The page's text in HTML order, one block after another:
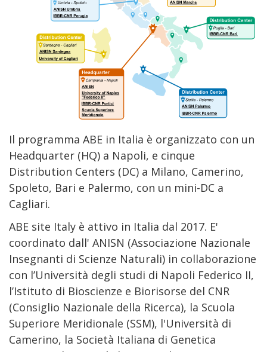
Il programma ABE in Italia è organizzato con un
Headquarter (HQ) a Napoli, e cinque
Distribution Centers (DC) a Milano, Camerino,
Spoleto, Bari e Palermo, con un mini-DC a
Cagliari.
ABE site Italy è attivo in Italia dal 2017. E'
coordinato dall' ANISN (Associazione Nazionale
Insegnanti di Scienze Naturali) in collaborazione
con l’Università degli studi di Napoli Federico II,
l’Istituto di Bioscienze e Biorisorse del CNR
(Consiglio Nazionale della Ricerca), la Scuola
Superiore Meridionale (SSM), l'Università di
Camerino, la Società Italiana di Genetica